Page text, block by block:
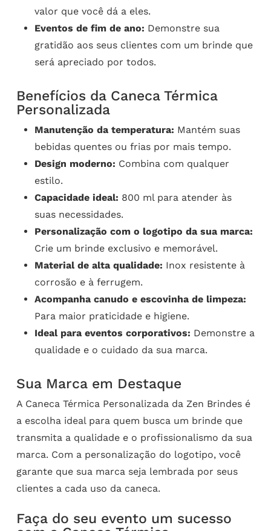
valor que você dá a eles.
Eventos de fim de ano: Demonstre sua
gratidão aos seus clientes com um brinde que
será apreciado por todos.
Benefícios da Caneca Térmica
Personalizada
Manutenção da temperatura: Mantém suas
bebidas quentes ou frias por mais tempo.
Design moderno: Combina com qualquer
estilo.
Capacidade ideal: 800 ml para atender às
suas necessidades.
Personalização com o logotipo da sua marca:
Crie um brinde exclusivo e memorável.
Material de alta qualidade: Inox resistente à
corrosão e à ferrugem.
Acompanha canudo e escovinha de limpeza:
Para maior praticidade e higiene.
Ideal para eventos corporativos: Demonstre a
qualidade e o cuidado da sua marca.
Sua Marca em Destaque
A Caneca Térmica Personalizada da Zen Brindes é
a escolha ideal para quem busca um brinde que
transmita a qualidade e o profissionalismo da sua
marca. Com a personalização do logotipo, você
garante que sua marca seja lembrada por seus
clientes a cada uso da caneca.
Faça do seu evento um sucesso